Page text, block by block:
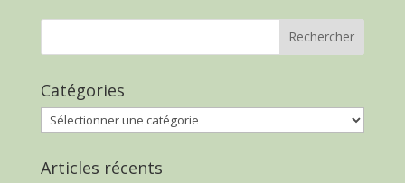
Catégories
Catégories
Articles récents